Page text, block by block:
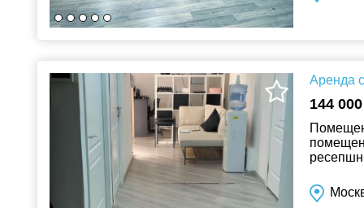
Аренда
144